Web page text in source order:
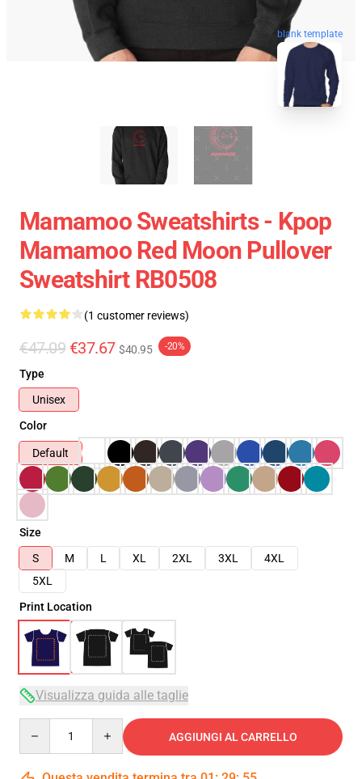
blank template
Mamamoo Sweatshirts - Kpop
Mamamoo Red Moon Pullover
Sweatshirt RB0508
(1 customer reviews)
€47.09 €37.67 $40.95 -20%
Type
Unisex
Color
Default
Size
S
M L XL 2XL 3XL
4XL
5XL
Print Location
Visualizza guida alle taglie
AGGIUNGI AL CARRELLO